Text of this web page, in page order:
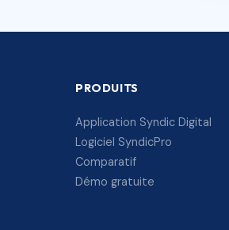
PRODUITS
Application Syndic Digital
Logiciel SyndicPro
Comparatif
Démo gratuite